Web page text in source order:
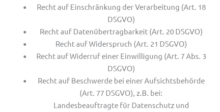
Recht auf Einschränkung der Verarbeitung (Art. 18
DSGVO)
Recht auf Datenübertragbarkeit (Art. 20 DSGVO)
Recht auf Widerspruch (Art. 21 DSGVO)
Recht auf Widerruf einer Einwilligung (Art. 7 Abs. 3
DSGVO)
Recht auf Beschwerde bei einer Aufsichtsbehörde
(Art. 77 DSGVO), z.B. bei:
Landesbeauftragte für Datenschutz und